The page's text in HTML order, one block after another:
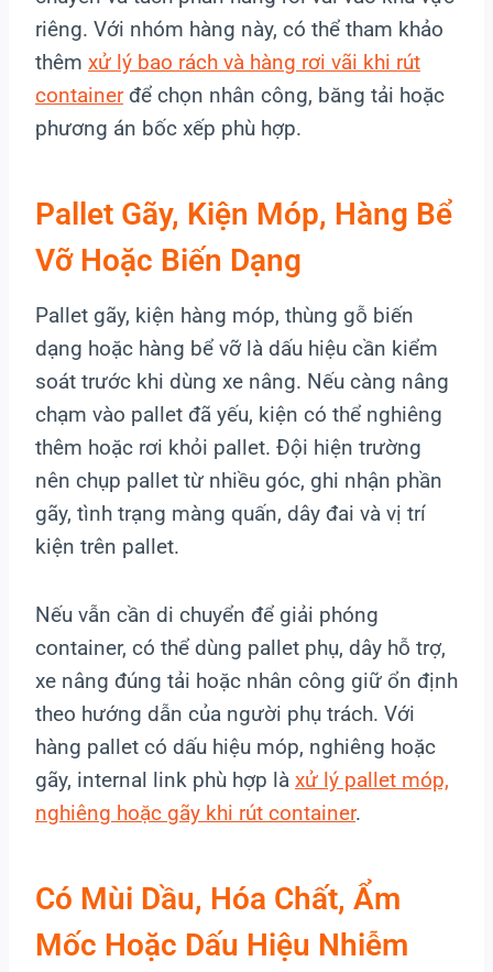
riêng. Với nhóm hàng này, có thể tham khảo
thêm xử lý bao rách và hàng rơi vãi khi rút
containerđể chọn nhân công, băng tải hoặc
phương án bốc xếp phù hợp.
Pallet Gãy, Kiện Móp, Hàng Bể
Vỡ Hoặc Biến Dạng
Pallet gãy, kiện hàng móp, thùng gỗ biến
dạng hoặc hàng bể vỡ là dấu hiệu cần kiểm
soát trước khi dùng xe nâng. Nếu càng nâng
chạm vào pallet đã yếu, kiện có thể nghiêng
thêm hoặc rơi khỏi pallet. Đội hiện trường
nên chụp pallet từ nhiều góc, ghi nhận phần
gãy, tình trạng màng quấn, dây đai và vị trí
kiện trên pallet.
Nếu vẫn cần di chuyển để giải phóng
container, có thể dùng pallet phụ, dây hỗ trợ,
xe nâng đúng tải hoặc nhân công giữ ổn định
theo hướng dẫn của người phụ trách. Với
hàng pallet có dấu hiệu móp, nghiêng hoặc
gãy, internal link phù hợp là xử lý pallet móp,
nghiêng hoặc gãy khi rút container.
Có Mùi Dầu, Hóa Chất, Ẩm
Mốc Hoặc Dấu Hiệu Nhiễm